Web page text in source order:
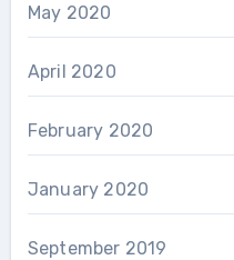
May 2020
April 2020
February 2020
January 2020
September 2019